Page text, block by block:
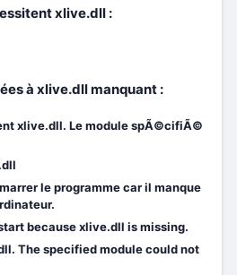
xlive.dll :
à xlive.dll manquant :
xlive.dll. Le module spÃ©cifiÃ©
le programme car il manque
because xlive.dll is missing.
The specified module could not